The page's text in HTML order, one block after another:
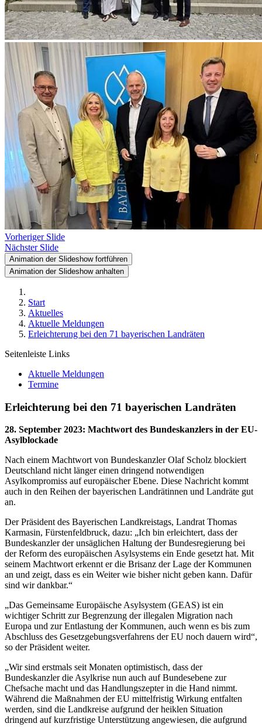
Vorheriger Slide
Nächster Slide
Animation der Slideshow fortführen
Animation der Slideshow anhalten
Start
Aktuelles
Aktuelle Meldungen
Erleichterung bei den 71 bayerischen Landräten
Seitenleiste Links
Aktuelle Meldungen
Termine
Erleichterung bei den 71 bayerischen Landräten
28. September 2023: Machtwort des Bundeskanzlers in der EU-
Asylblockade
Nach einem Machtwort von Bundeskanzler Olaf Scholz blockiert
Deutschland nicht länger einen dringend notwendigen
Asylkompromiss auf europäischer Ebene. Diese Nachricht kommt
auch in den Reihen der bayerischen Landrätinnen und Landräte gut
an.
Der Präsident des Bayerischen Landkreistags, Landrat Thomas
Karmasin, Fürstenfeldbruck, dazu: „Ich bin erleichtert, dass der
Bundeskanzler der unsäglichen Haltung der Bundesregierung bei
der Reform des europäischen Asylsystems ein Ende gesetzt hat. Mit
seinem Machtwort erkennt er die Brisanz der Lage der Kommunen
an und zeigt, dass es ein Weiter wie bisher nicht geben kann. Dafür
sind wir dankbar.“
„Das Gemeinsame Europäische Asylsystem (GEAS) ist ein
wichtiger Schritt zur Begrenzung der illegalen Migration nach
Europa und zur Entlastung der Kommunen, auch wenn es bis zum
Abschluss des Gesetzgebungsverfahrens der EU noch dauern wird“,
so der Präsident weiter.
„Wir sind erstmals seit Monaten optimistisch, dass der
Bundeskanzler die Asylkrise nun auch auf Bundesebene zur
Chefsache macht und das Handlungszepter in die Hand nimmt.
Während die Maßnahmen der EU mittelfristig Wirkung entfalten
werden, sind die Landkreise aufgrund der heiklen Situation
dringend auf kurzfristige Unterstützung angewiesen, die aufgrund